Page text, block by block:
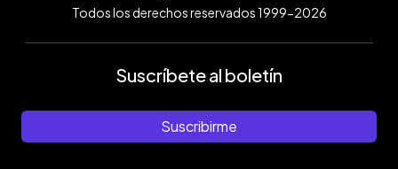
Todos los derechos reservados 1999-2026
Suscríbete al boletín
Suscribirme